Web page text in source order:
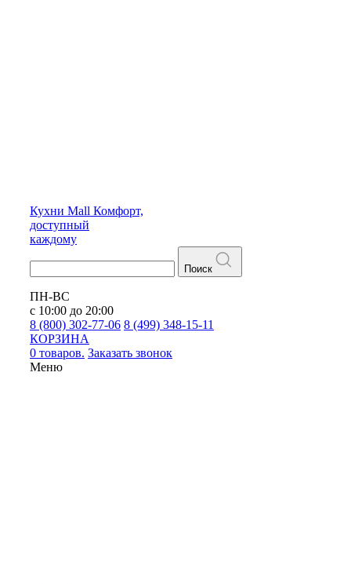
Кухни Mall Комфорт,
доступный
каждому
Поиск
ПН-ВС
с 10:00 до 20:00
8 (800) 302-77-06 8 (499) 348-15-11
КОРЗИНА
0 товаров. Заказать звонок
Меню